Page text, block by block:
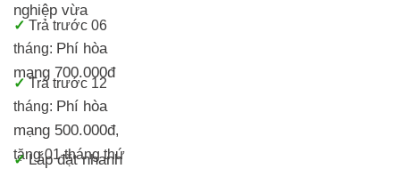
nghiệp vừa
✓ Trả trước 06
tháng: Phí hòa
mạng 700.000đ
✓ Trả trước 12
tháng: Phí hòa
mạng 500.000đ,
tặng 01 tháng thứ
✓Lắp đặt nhanh